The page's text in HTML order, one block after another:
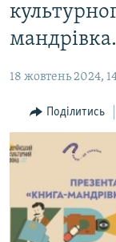
матеріалу
Перейти
до
основної
Перейти
до
пошуку
ВІДЕО ТА ФОТО
БЛОГИ
ПОГЛЯД
ІНТЕРВ'Ю
СПЕЦПРОЕКТИ
ДЕПОРТАЦІЯ
ЯК ОБІЙТИ
18 жовтень 2024,
Поділитись